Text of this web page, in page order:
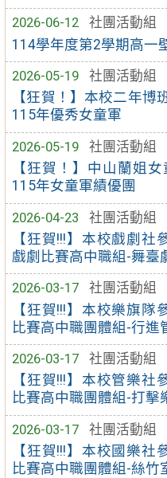
2026-06-12
社團活動組
114學年度第2學期高一
2026-05-19
社團活動組
【狂賀！】本校二年博
115年優秀女童軍
2026-05-19
社團活動組
【狂賀！】中山蘭姐
115年女童軍績優團
2026-04-23
社團活動組
【狂賀!!!】本校戲劇
戲劇比賽高中職組-舞臺
2026-03-17
社團活動組
【狂賀!!!】本校樂旗
比賽高中職團體組-行進
2026-03-17
社團活動組
【狂賀!!!】本校管樂
比賽高中職團體組-打擊
2026-03-17
社團活動組
【狂賀!!!】本校國樂
比賽高中職團體組-絲竹